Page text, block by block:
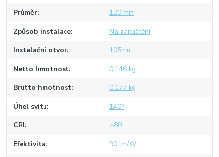
Průměr 120 mm
Způsob instalace Na zapuštění
Instalační otvor 105mm
Netto hmotnost 0.146 kg
Brutto hmotnost 0.177 kg
Úhel svitu 140°
CRI >80
Efektivita 90 lm/W